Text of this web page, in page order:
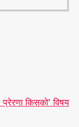
प्रेरणा किसको’ विषय